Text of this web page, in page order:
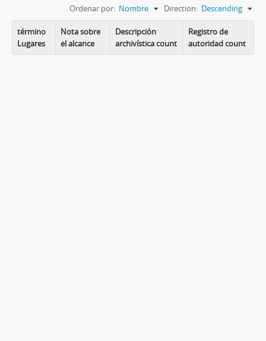
Ordenar por: Nombre Direction: Descending
término
Lugares
Nota sobre
el alcance
Descripción
archivística count
Registro de
autoridad count